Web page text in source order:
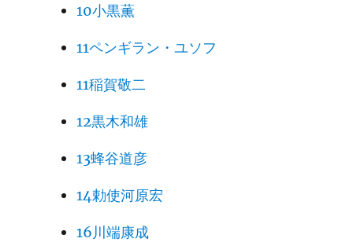
10小黒薫
11ペンギラン・ユソフ
11稲賀敬二
12黒木和雄
13蜂谷道彦
14勅使河原宏
16川端康成